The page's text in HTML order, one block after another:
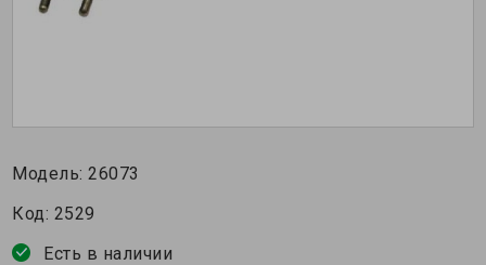
Модель:26073
Код: 2529
Есть в наличии